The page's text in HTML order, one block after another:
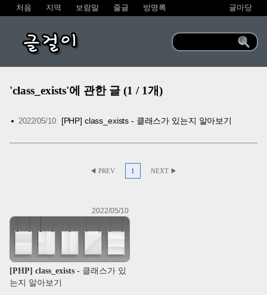
처음 지역 보람말 줄글 방명록 글마당
글걸이
'class_exists'에 관한 글 (1 / 1개)
2022/05/10 [PHP] class_exists - 클래스가 있는지 알아보기
◀ PREV 1 NEXT ▶
2022/05/10
[PHP] class_exists - 클래스가 있
는지 알아보기